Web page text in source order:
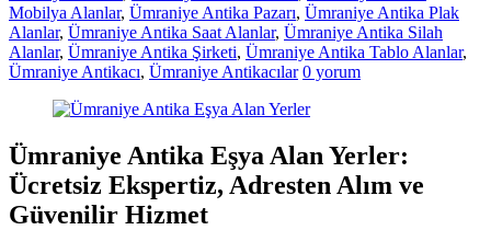
Mobilya Alanlar, Ümraniye Antika Pazarı, Ümraniye Antika Plak
Alanlar, Ümraniye Antika Saat Alanlar, Ümraniye Antika Silah
Alanlar, Ümraniye Antika Şirketi, Ümraniye Antika Tablo Alanlar,
Ümraniye Antikacı, Ümraniye Antikacılar 0 yorum
Ümraniye Antika Eşya Alan Yerler:
Ücretsiz Ekspertiz, Adresten Alım ve
Güvenilir Hizmet